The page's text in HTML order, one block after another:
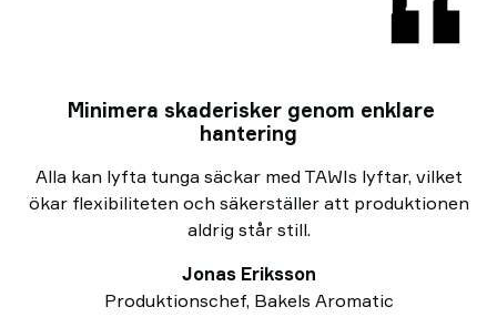
Minimera skaderisker genom enklare
hantering
Alla kan lyfta tunga säckar med TAWIs lyftar, vilket
ökar flexibiliteten och säkerställer att produktionen
aldrig står still.
Jonas Eriksson
Produktionschef, Bakels Aromatic